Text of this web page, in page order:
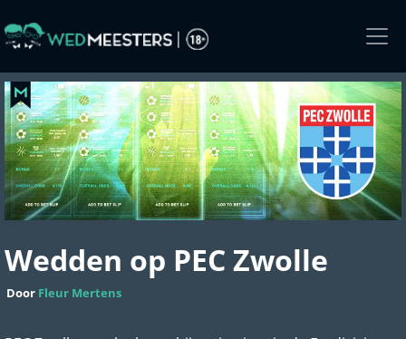
to
content
Wedden op PEC Zwolle
Door Fleur Mertens